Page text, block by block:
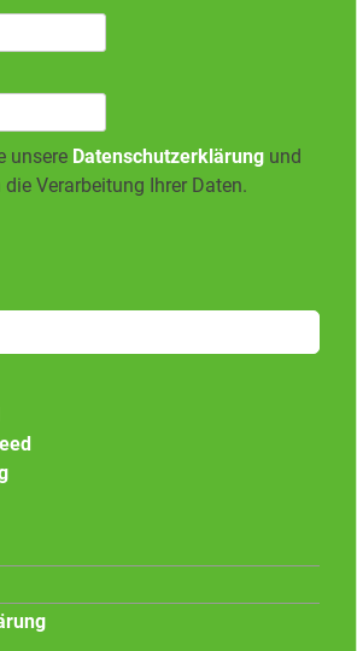
unsere Datenschutzerklärung und
Verarbeitung Ihrer Daten.